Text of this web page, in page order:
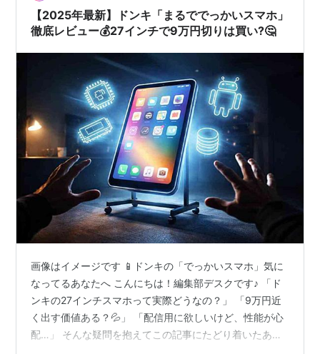
一緒に妄想す…
【2025年最新】ドンキ「まるででっかいスマホ」
徹底レビュー💰27インチで9万円切りは買い?🤔
画像はイメージです 📱ドンキの「でっかいスマホ」気に
なってるあなたへ こんにちは！編集部デスクです♪ 「ド
ンキの27インチスマホって実際どうなの？」 「9万円近
く出す価値ある？💦」 「配信用に欲しいけど、性能が心
配…」 そんな疑問を抱えてこの記事にたどり着いたあな